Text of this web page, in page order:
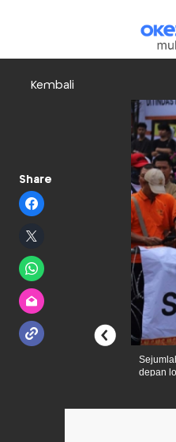
Kembali
Share
depan